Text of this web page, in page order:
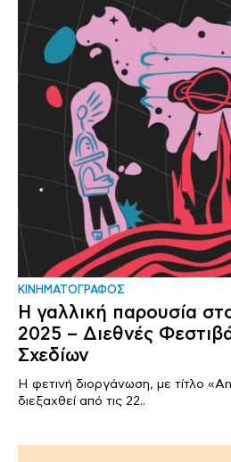
ΚΙΝΗΜΑΤΟΓΡΑΦΟΣ
Η γαλλική παρουσία
2025 – Διεθνές
Σχεδίων
Η φετινή διοργάνωση, με τίτλο
διεξαχθεί από τις 22..